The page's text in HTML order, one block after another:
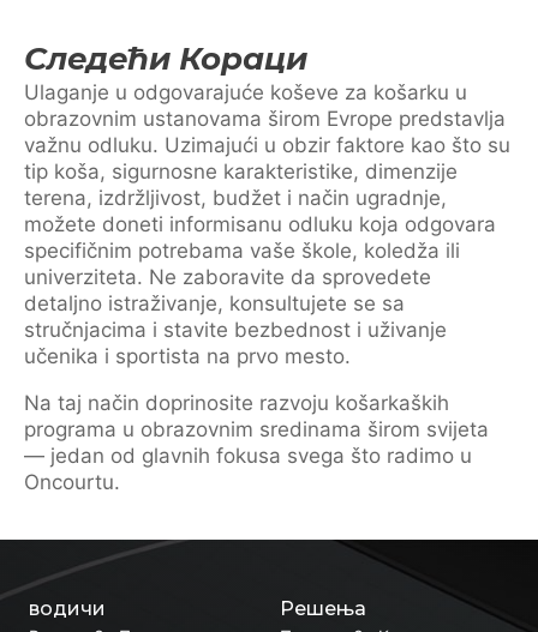
Следећи Кораци
Ulaganje u odgovarajuće koševe za košarku u
obrazovnim ustanovama širom Evrope predstavlja
važnu odluku. Uzimajući u obzir faktore kao što su
tip koša, sigurnosne karakteristike, dimenzije
terena, izdržljivost, budžet i način ugradnje,
možete doneti informisanu odluku koja odgovara
specifičnim potrebama vaše škole, koledža ili
univerziteta. Ne zaboravite da sprovedete
detaljno istraživanje, konsultujete se sa
stručnjacima i stavite bezbednost i uživanje
učenika i sportista na prvo mesto.
Na taj način doprinosite razvoju košarkaških
programa u obrazovnim sredinama širom svijeta
— jedan od glavnih fokusa svega što radimo u
Oncourtu.
Решења
водичи